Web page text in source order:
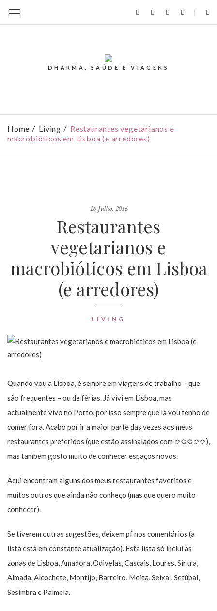
DHARMA, SAÚDE E VIAGENS
Home Living
Restaurantes vegetarianos e
macrobióticos em Lisboa (e arredores)
26 Julho, 2016
Restaurantes
vegetarianos e
macrobióticos em Lisboa
(e arredores)
LIVING
Quando vou a Lisboa, é sempre em viagens de trabalho – que
são frequentes – ou de férias. Já vivi em Lisboa, mas
actualmente vivo no Porto, por isso sempre que lá vou tenho de
comer fora. Acabo por ir a maior parte das vezes aos meus
restaurantes preferidos (que estão assinalados com ✩✩✩✩✩),
mas também gosto muito de conhecer espaços novos.
Aqui encontram alguns dos meus restaurantes favoritos e
muitos outros que ainda não conheço (mas que quero muito
conhecer).
Se tiverem outras sugestões, deixem pf nos comentários (a
lista está em constante atualização). Esta lista só inclui as
zonas de Lisboa, Amadora, Odivelas, Cascais, Loures, Sintra,
Almada, Alcochete, Montijo, Barreiro, Moita, Seixal, Setúbal,
Sesimbra e Palmela.